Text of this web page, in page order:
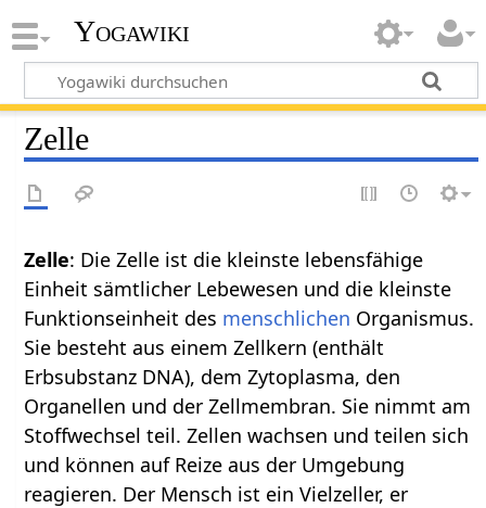
Yogawiki
Zelle
Zelle: Die Zelle ist die kleinste lebensfähige
Einheit sämtlicher Lebewesen und die kleinste
Funktionseinheit des menschlichen Organismus.
Sie besteht aus einem Zellkern (enthält
Erbsubstanz DNA), dem Zytoplasma, den
Organellen und der Zellmembran. Sie nimmt am
Stoffwechsel teil. Zellen wachsen und teilen sich
und können auf Reize aus der Umgebung
reagieren. Der Mensch ist ein Vielzeller, er